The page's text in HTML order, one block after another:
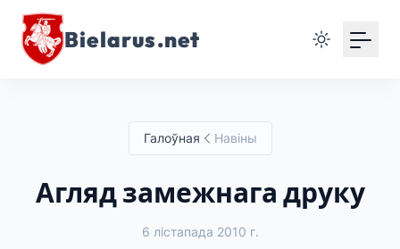
Bielarus.net
Галоўная Навіны
Агляд замежнага друку
6 лістапада 2010 г.